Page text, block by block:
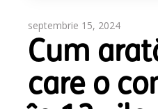
septembrie 15, 2024
Cum
care o